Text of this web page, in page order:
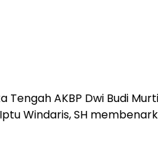
Tengah AKBP Dwi Budi
Windaris, SH